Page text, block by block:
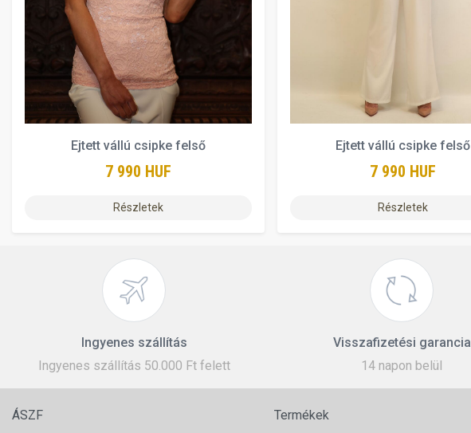
Ejtett vállú csipke felső
7 990 HUF
Részletek
Ejtett vállú csipke felső
7 990 HUF
Részletek
Ingyenes szállítás
Ingyenes szállítás 50.000 Ft felett
Visszafizetési garancia
14 napon belül
ÁSZF Termékek